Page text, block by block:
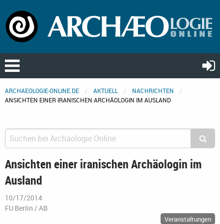
ARCHAEOLOGIE-ONLINE.DE AKTUELL
NACHRICHTEN
ANSICHTEN EINER IRANISCHEN ARCHÄOLOGIN IM AUSLAND
Ansichten einer iranischen Archäologin im
Ausland
10/17/2014
FU Berlin / AB
Veranstaltungen